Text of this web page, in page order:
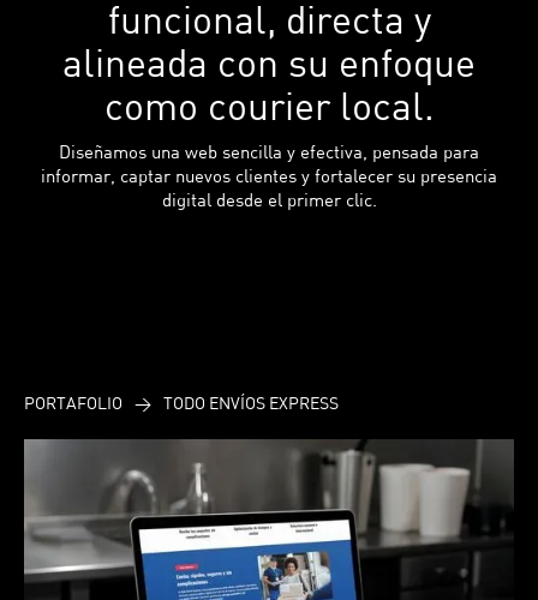
funcional, directa y
alineada con su enfoque
como courier local.
Diseñamos una web sencilla y efectiva, pensada para
informar, captar nuevos clientes y fortalecer su presencia
digital desde el primer clic.
PORTAFOLIO > TODO ENVÍOS EXPRESS